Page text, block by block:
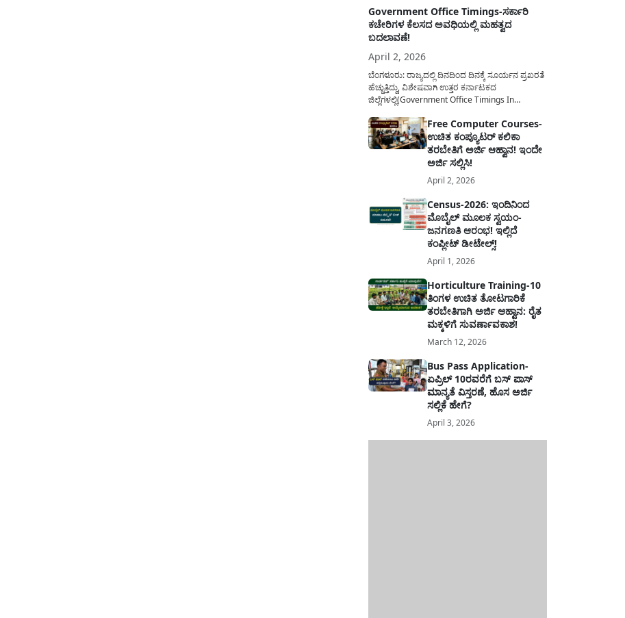
Government Office Timings-ಸರ್ಕಾರಿ
ಕಚೇರಿಗಳ ಕೆಲಸದ ಅವಧಿಯಲ್ಲಿ ಮಹತ್ವದ
ಬದಲಾವಣೆ!
April 2, 2026
ಬೆಂಗಳೂರು: ರಾಜ್ಯದಲ್ಲಿ ದಿನದಿಂದ ದಿನಕ್ಕೆ ಸೂರ್ಯನ ಪ್ರಖರತೆ
ಹೆಚ್ಚುತ್ತಿದ್ದು, ವಿಶೇಷವಾಗಿ ಉತ್ತರ ಕರ್ನಾಟಕದ
ಜಿಲ್ಲೆಗಳಲ್ಲಿ(Government Office Timings In
ಹಿನ್ನೆಲೆಯಲ್ಲಿ ಸರ್ಕಾರಿ ನೌಕರರ ಹಿತದೃಷ್ಟಿಯಿಂದ ಹಾಗೂ
ಸಾರ್ವಜನಿಕರ ಅನುಕೂಲಕ್ಕಾಗಿ ಕರ್ನಾಟಕ ಸರ್ಕಾರವು
ಮಹತ್ವದ ನಿರ್ಧಾರವೊಂದನ್ನು ಕೈಗೊಂಡಿದೆ. ಕಿತ್ತೂರು ಕರ್ನಾಟಕ
ಮತ್ತು ಕಲ್ಯಾಣ ಕರ್ನಾಟಕದ ಒಟ್ಟು 9 ಜಿಲ್ಲೆಗಳಲ್ಲಿ ಏಪ್ರಿಲ್...
Free Computer Courses-
ಉಚಿತ ಕಂಪ್ಯೂಟರ್ ಕಲಿಕಾ
ತರಬೇತಿಗೆ ಅರ್ಜಿ ಆಹ್ವಾನ! ಇಂದೇ
ಅರ್ಜಿ ಸಲ್ಲಿಸಿ!
April 2, 2026
Census-2026: ಇಂದಿನಿಂದ
ಮೊಬೈಲ್ ಮೂಲಕ ಸ್ವಯಂ-
ಜನಗಣತಿ ಆರಂಭ! ಇಲ್ಲಿದೆ
ಕಂಪ್ಲೀಟ್ ಡೀಟೇಲ್ಸ್!
April 1, 2026
Horticulture Training-10
ತಿಂಗಳ ಉಚಿತ ತೋಟಗಾರಿಕೆ
ತರಬೇತಿಗಾಗಿ ಅರ್ಜಿ ಆಹ್ವಾನ: ರೈತ
ಮಕ್ಕಳಿಗೆ ಸುವರ್ಣಾವಕಾಶ!
March 12, 2026
Bus Pass Application-
ಏಪ್ರಿಲ್ 10ರವರೆಗೆ ಬಸ್ ಪಾಸ್
ಮಾನ್ಯತೆ ವಿಸ್ತರಣೆ, ಹೊಸ ಅರ್ಜಿ
ಸಲ್ಲಿಕೆ ಹೇಗೆ?
April 3, 2026